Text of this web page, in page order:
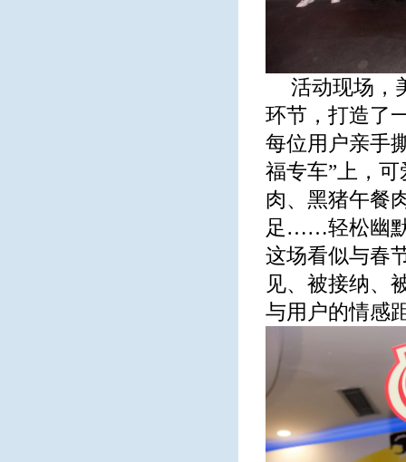
活动现场，
环节，打造了
每位用户亲手
福专车”上，
肉、黑猪午餐
足……轻松幽
这场看似与春
见、被接纳、
与用户的情感